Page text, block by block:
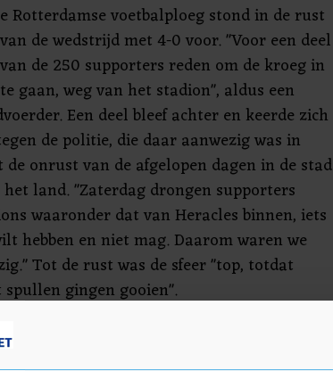
e Rotterdamse voetbalploeg stond in de rust
van de wedstrijd met 4-0 voor. "Voor een deel
van de 250 supporters reden om de kroeg in
te gaan, weg van het stadion", aldus een
Een deel bleef achter en keerde zich
de politie, die daar aanwezig was in
de onrust van de afgelopen dagen in de stad
land. "Zaterdag drongen supporters
waaronder dat van Heracles binnen, iets
hebben en niet mag. Daarom waren we
Tot de rust was de sfeer "top, totdat
spullen gingen gooien".
door met busjes door de groep te rijden
zo uit elkaar te drijven. Iemand